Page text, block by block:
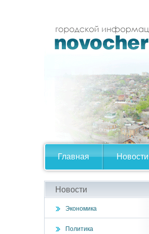
Главная Новости
Новости
Экономика
Политика